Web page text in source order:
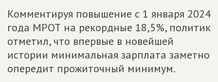
Комментируя повышение с 1 января 2024
года МРОТ на рекордные 18,5%, политик
отметил, что впервые в новейшей
истории минимальная зарплата заметно
опередит прожиточный минимум.